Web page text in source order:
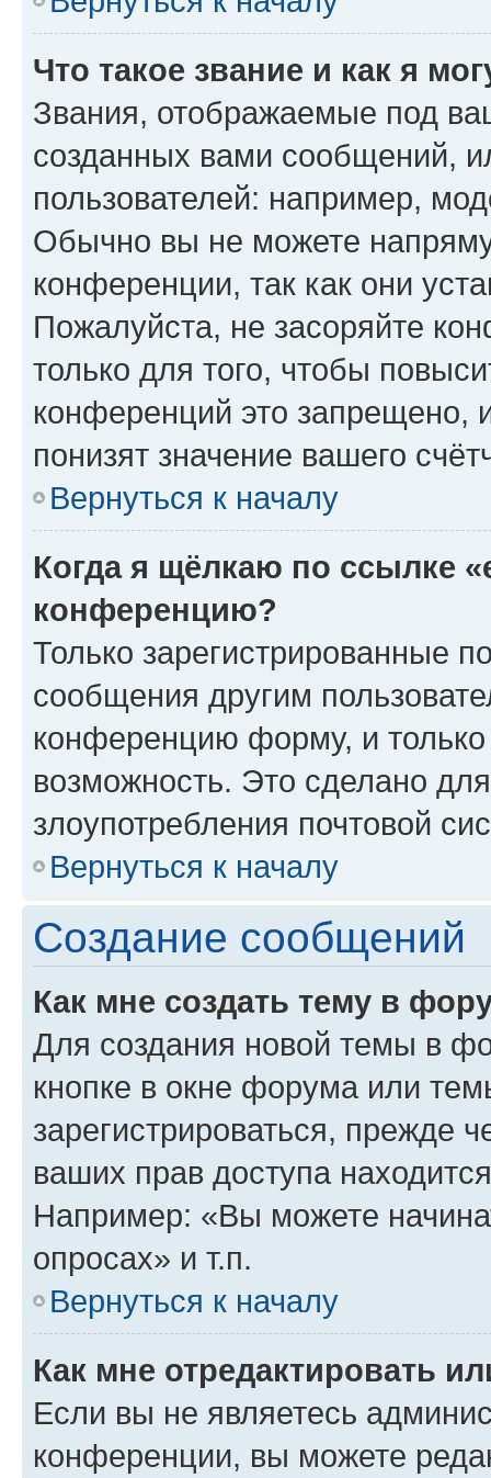
Что такое звание и как я
Звания, отображаемые под
созданных вами сообщений,
пользователей: например,
Обычно вы не можете
конференции, так как они
Пожалуйста, не засоряйте
только для того, чтобы
конференций это запрещено,
понизят значение вашего
Вернуться к началу
Когда я щёлкаю по ссылке
конференцию?
Только зарегистрированные
сообщения другим
конференцию форму, и
возможность. Это сделано
злоупотребления почтовой
Вернуться к началу
Создание сообщений
Как мне создать тему в
Для создания новой темы в
кнопке в окне форума или
зарегистрироваться, прежде
ваших прав доступа
Например: «Вы можете
опросах» и т.п.
Вернуться к началу
Как мне отредактировать
Если вы не являетесь
конференции, вы можете